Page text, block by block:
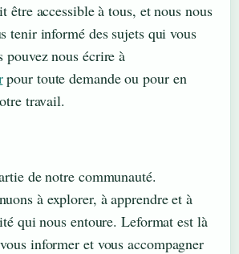
être accessible à tous, et nous nous
tenir informé des sujets qui vous
pouvez nous écrire à
pour toute demande ou pour en
travail.
de notre communauté.
à explorer, à apprendre et à
qui nous entoure. Leformat est là
informer et vous accompagner